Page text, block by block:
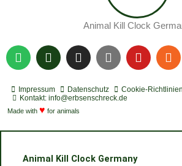
Animal Kill Clock
S
p
t
i
f
P
o
c
a
s
I
n
t
a
g
a
Y
o
t
u
Y
o
t
R
s
Impressum Datenschutz
Cookie-
Kontakt: info@erbsenschreck.de
Made with ♥ for animals
Animal Kill Clock Germany